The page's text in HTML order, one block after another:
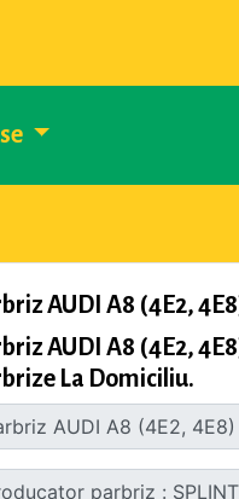
AUDI A8 (4E2,
AUDI A8 (4E2,
La Domiciliu.